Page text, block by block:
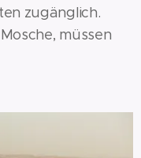
zugänglich.
müssen